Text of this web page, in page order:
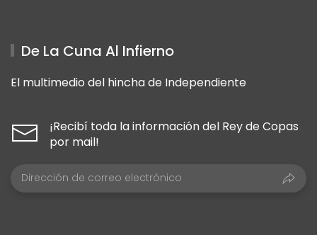
De La Cuna Al Infierno
El multimedio del hincha de Independiente
¡Recibí toda la información del Rey de Copas
por mail!